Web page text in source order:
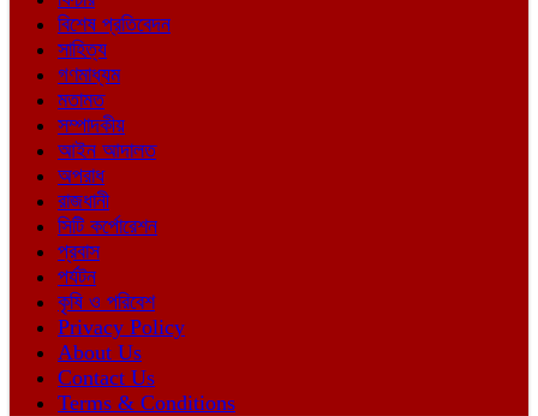
বিশেষ প্রতিবেদন
সাহিত্য
গণমাধ্যম
মতামত
সম্পাদকীয়
আইন আদালত
অপরাধ
রাজধানী
সিটি কর্পোরেশন
প্রবাস
পর্যটন
কৃষি ও পরিবেশ
Privacy Policy
About Us
Contact Us
Terms & Conditions